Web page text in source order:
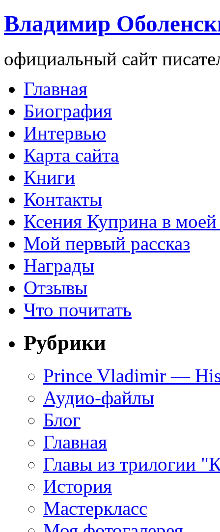
Владимир
официальный сайт
Главная
Биография
Интервью
Карта сайта
Книги
Контакты
Ксения Куприна в
Мой первый рассказ
Награды
Отзывы
Что почитать
Рубрики
Prince Vladimir —
Аудио-файлы
Блог
Главная
Главы из трилогии
История
Мастеркласс